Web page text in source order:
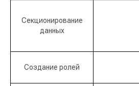
Секционирование
данных
Создание ролей